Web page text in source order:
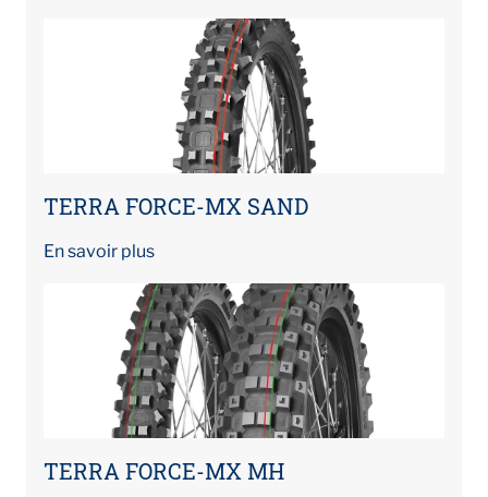
TERRA FORCE-MX SAND
En savoir plus
TERRA FORCE-MX MH